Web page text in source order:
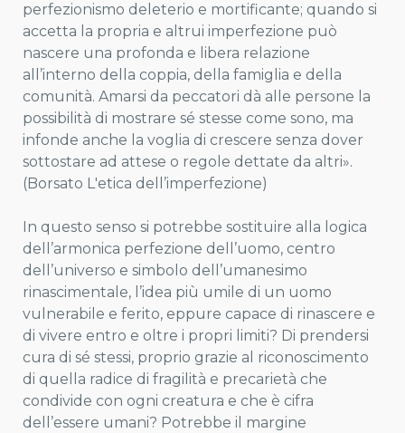
perfezionismo deleterio e mortificante; quando si
accetta la propria e altrui imperfezione può
nascere una profonda e libera relazione
all’interno della coppia, della famiglia e della
comunità. Amarsi da peccatori dà alle persone la
possibilità di mostrare sé stesse come sono, ma
infonde anche la voglia di crescere senza dover
sottostare ad attese o regole dettate da altri».
(Borsato L'etica dell’imperfezione)
In questo senso si potrebbe sostituire alla logica
dell’armonica perfezione dell’uomo, centro
dell’universo e simbolo dell’umanesimo
rinascimentale, l’idea più umile di un uomo
vulnerabile e ferito, eppure capace di rinascere e
di vivere entro e oltre i propri limiti? Di prendersi
cura di sé stessi, proprio grazie al riconoscimento
di quella radice di fragilità e precarietà che
condivide con ogni creatura e che è cifra
dell’essere umani? Potrebbe il margine